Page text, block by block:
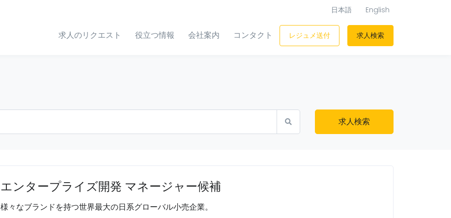
日本語 English
求人のリクエスト 役立つ情報 会社案内 コンタクト レジュメ送付 求人検索
求人検索
エンタープライズ開発 マネージャー候補
様々なブランドを持つ世界最大の日系グローバル小売企業。